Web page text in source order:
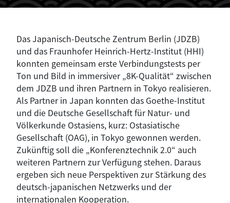
Das Japanisch-Deutsche Zentrum Berlin (JDZB)
und das Fraunhofer Heinrich-Hertz-Institut (HHI)
konnten gemeinsam erste Verbindungstests per
Ton und Bild in immersiver „8K-Qualität“ zwischen
dem JDZB und ihren Partnern in Tokyo realisieren.
Als Partner in Japan konnten das Goethe-Institut
und die Deutsche Gesellschaft für Natur- und
Völkerkunde Ostasiens, kurz: Ostasiatische
Gesellschaft (OAG), in Tokyo gewonnen werden.
Zukünftig soll die „Konferenztechnik 2.0“ auch
weiteren Partnern zur Verfügung stehen. Daraus
ergeben sich neue Perspektiven zur Stärkung des
deutsch-japanischen Netzwerks und der
internationalen Kooperation.